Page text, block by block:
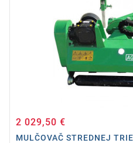
2 029,50 €
MULČOVAČ STREDNEJ